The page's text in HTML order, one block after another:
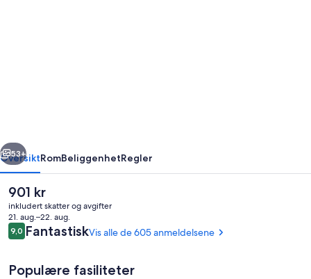
Neste
53+
OversiktRomBeliggenhetRegler
Den
nåværende
prisen
er
901 kr
901 kr
inkludert skatter og avgifter
21. aug.–22. aug.
Anmeldelser
9,09,0 av 10 –
FantastiskVis alle de 605 anmeldelsene
Populære fasiliteter